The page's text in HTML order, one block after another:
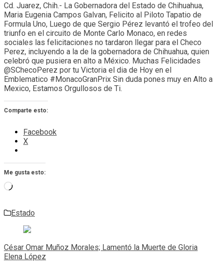
Cd. Juarez, Chih.- La Gobernadora del Estado de Chihuahua,
Maria Eugenia Campos Galvan, Felicito al Piloto Tapatio de
Formula Uno, Luego de que Sergio Pérez levantó el trofeo del
triunfo en el circuito de Monte Carlo Monaco, en redes
sociales las felicitaciones no tardaron llegar para el Checo
Perez, incluyendo a la de la gobernadora de Chihuahua, quien
celebró que pusiera en alto a México. Muchas Felicidades
@SChecoPerez por tu Victoria el dia de Hoy en el
Emblematico #MonacoGranPrix Sin duda pones muy en Alto a
Mexico, Estamos Orgullosos de Ti.
Comparte esto:
Facebook
X
Me gusta esto:
Cargando...
Estado
Navegación
de
entradas
César Omar Muñoz Morales; Lamentó la Muerte de Gloria
Elena López